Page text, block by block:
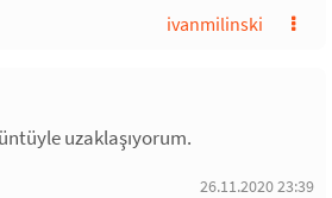
ivanmilinski
uzaklaşıyorum.
26.11.2020 23:39